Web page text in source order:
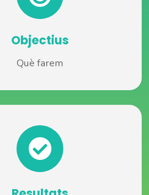
Objectius
Què farem